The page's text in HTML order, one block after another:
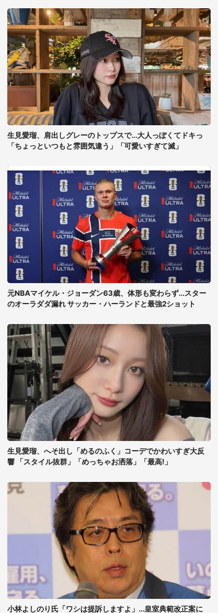
生見愛瑠、肩出しグレーのトップスで...大人っぽくてドキっ
「ちょっといつもと雰囲気違う」「可愛いすぎて滅」
元NBAマイケル・ジョーダン63歳、体形も変わらず...スター
のオーラダダ漏れ サッカー・ハーランドと最強2ショット
生見愛瑠、へそ出し「めるのふく」コーデでかわいすぎ大反
響 「スタイル抜群」「めっちゃお洒落」「最高!」
小林よしのり氏「ワシは提訴しますよ」...皇室典範改正案に